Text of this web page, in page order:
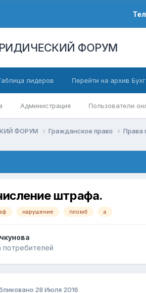
ФОРУМ
Администрация Пользователи
лидеров Перейти на архив
ФОРУМ Гражданское право Права
штрафа.
нарушение пломб а
потребителей
28 Июля 2016